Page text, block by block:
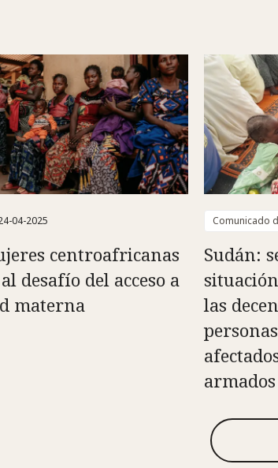
04-2025
centroafricanas
desafío del acceso a
materna
Comunicado
Sudán:
las